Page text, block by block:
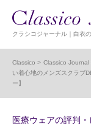
クラシコジャーナル｜白衣
Classico Classico Journal
い着心地のメンズスクラブ
ー】
医療ウェアの評判